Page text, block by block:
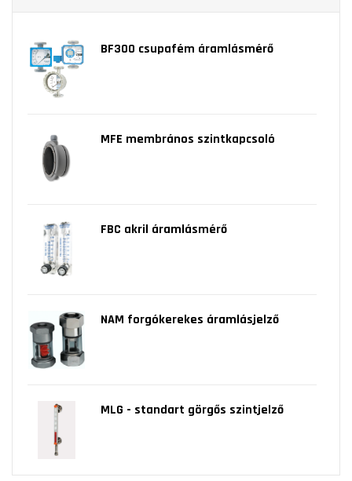
BF300 csupafém áramlásmérő
MFE membrános szintkapcsoló
FBC akril áramlásmérő
NAM forgókerekes áramlásjelző
MLG - standart görgős szintjelző